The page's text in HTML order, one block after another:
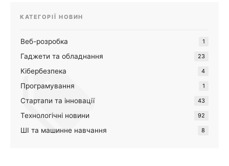
КАТЕГОРІЇ НОВИН
Веб-розробка 1
Гаджети та обладнання 23
Кібербезпека 4
Програмування 1
Стартапи та інновації 43
Технологічні новини 92
ШІ та машинне навчання 8